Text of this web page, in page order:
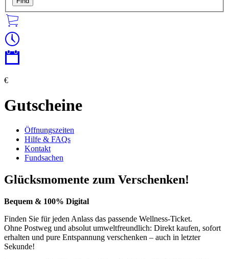
€
Gutscheine
Öffnungszeiten
Hilfe & FAQs
Kontakt
Fundsachen
Glücksmomente zum Verschenken!
Bequem & 100% Digital
Finden Sie für jeden Anlass das passende Wellness-Ticket.
Ohne Postweg und absolut umweltfreundlich: Direkt kaufen, sofort
erhalten und pure Entspannung verschenken – auch in letzter
Sekunde!